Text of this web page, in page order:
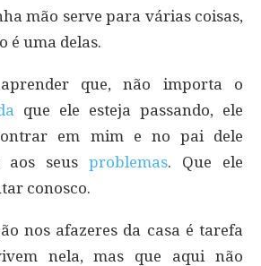
mão serve para várias coisas,
é uma delas.
que, não importa o
que ele esteja passando, ele
em mim e no pai dele
aos seus problemas. Que ele
conosco.
nos afazeres da casa é tarefa
nela, mas que aqui não